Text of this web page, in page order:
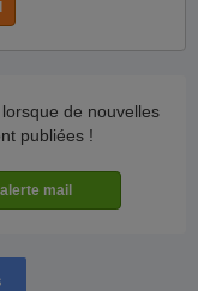
de nouvelles
publiées !